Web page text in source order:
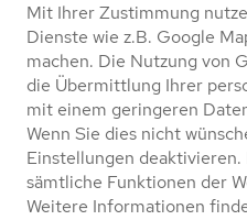
zur Zeit keinen Inhalt.
Mit Ihrer Zustimmung
Dienste wie z.B. Google
machen. Die Nutzung von
die Übermittlung Ihrer
mit einem geringeren
Wenn Sie dies nicht
Einstellungen
sämtliche Funktionen der
Weitere Informationen